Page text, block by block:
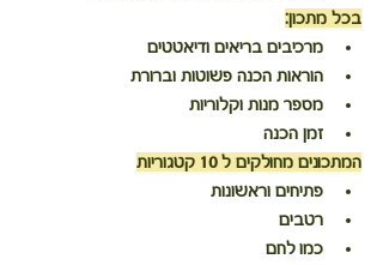
בכל מתכון:
מרכיבים בריאים ודיאטטים
הוראות הכנה פשוטות וברורת
מספר מנות וקלוריות
זמן הכנה
המתכונים מחולקים ל 10 קטגוריות
פתיחים וראשונות
רטבים
כמו לחם